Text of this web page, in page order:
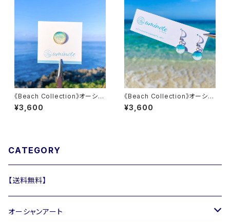
《Beach Collection》オーシャ
ンアートピンバッジ 【ヨロンブル
ー × ゴールドカラー】 直径約14
¥3,600
《Beach Collection》オーシャ
ンアートピアス / イヤリング 【オ
ーシャンブルー × シルバーカラ
¥3,600
CATEGORY
【送料無料】
オーシャンアート